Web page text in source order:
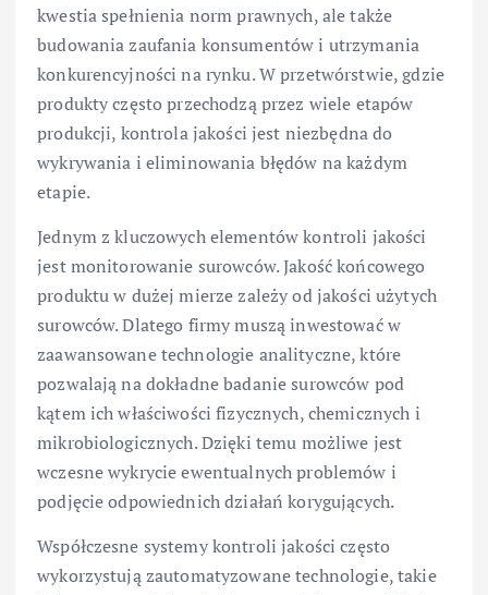
kwestia spełnienia norm prawnych, ale także
budowania zaufania konsumentów i utrzymania
konkurencyjności na rynku. W przetwórstwie, gdzie
produkty często przechodzą przez wiele etapów
produkcji, kontrola jakości jest niezbędna do
wykrywania i eliminowania błędów na każdym
etapie.
Jednym z kluczowych elementów kontroli jakości
jest monitorowanie surowców. Jakość końcowego
produktu w dużej mierze zależy od jakości użytych
surowców. Dlatego firmy muszą inwestować w
zaawansowane technologie analityczne, które
pozwalają na dokładne badanie surowców pod
kątem ich właściwości fizycznych, chemicznych i
mikrobiologicznych. Dzięki temu możliwe jest
wczesne wykrycie ewentualnych problemów i
podjęcie odpowiednich działań korygujących.
Współczesne systemy kontroli jakości często
wykorzystują zautomatyzowane technologie, takie